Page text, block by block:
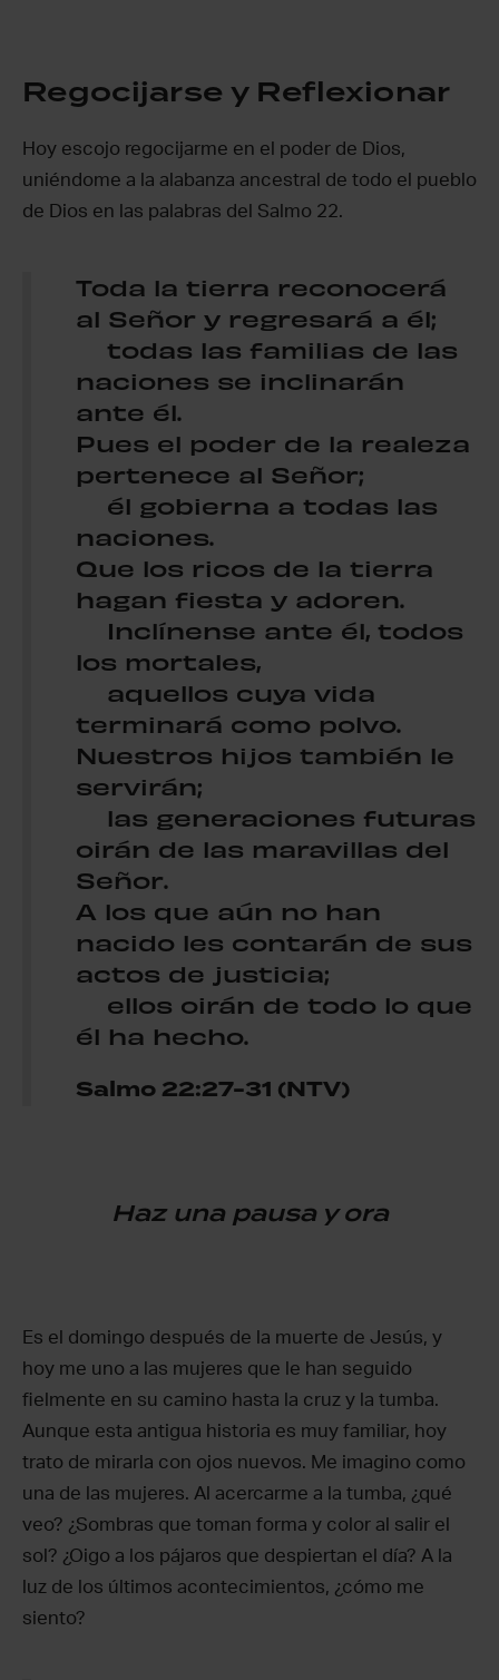
Regocijarse y Reflexionar
Hoy escojo regocijarme en el poder de Dios,
uniéndome a la alabanza ancestral de todo el pueblo
de Dios en las palabras del Salmo 22.
Toda la tierra reconocerá
al Señor y regresará a él;
todas las familias de las
naciones se inclinarán
ante él.
Pues el poder de la realeza
pertenece al Señor;
él gobierna a todas las
naciones.
Que los ricos de la tierra
hagan fiesta y adoren.
Inclínense ante él, todos
los mortales,
aquellos cuya vida
terminará como polvo.
Nuestros hijos también le
servirán;
las generaciones futuras
oirán de las maravillas del
Señor.
A los que aún no han
nacido les contarán de sus
actos de justicia;
ellos oirán de todo lo que
él ha hecho.
Salmo 22:27-31 (NTV)
Haz una pausa y ora
Es el domingo después de la muerte de Jesús, y
hoy me uno a las mujeres que le han seguido
fielmente en su camino hasta la cruz y la tumba.
Aunque esta antigua historia es muy familiar, hoy
trato de mirarla con ojos nuevos. Me imagino como
una de las mujeres. Al acercarme a la tumba, ¿qué
veo? ¿Sombras que toman forma y color al salir el
sol? ¿Oigo a los pájaros que despiertan el día? A la
luz de los últimos acontecimientos, ¿cómo me
siento?